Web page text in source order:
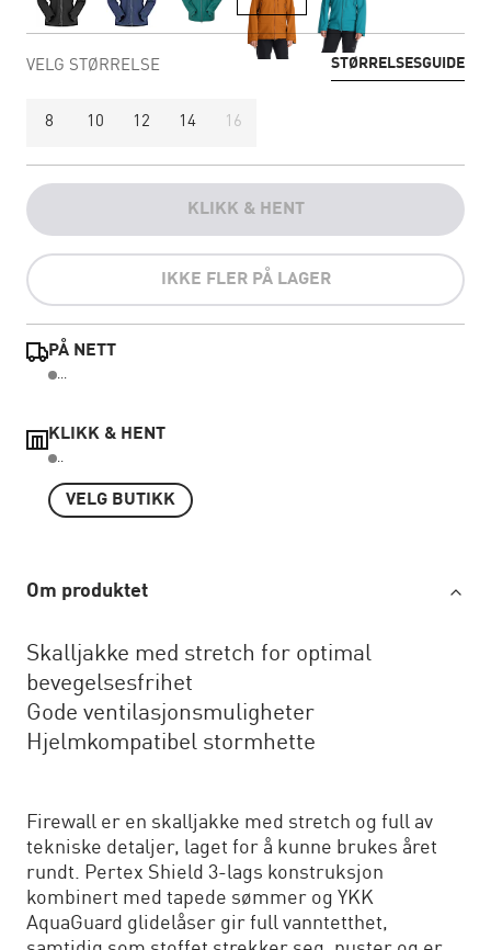
VELG STØRRELSE STØRRELSESGUIDE
8 10 12 14 16
KLIKK & HENT
IKKE FLER PÅ LAGER
PÅ NETT
...
KLIKK & HENT
..
VELG BUTIKK
Om produktet
Skalljakke med stretch for optimal
bevegelsesfrihet
Gode ventilasjonsmuligheter
Hjelmkompatibel stormhette
Firewall er en skalljakke med stretch og full av
tekniske detaljer, laget for å kunne brukes året
rundt. Pertex Shield 3-lags konstruksjon
kombinert med tapede sømmer og YKK
AquaGuard glidelåser gir full vanntetthet,